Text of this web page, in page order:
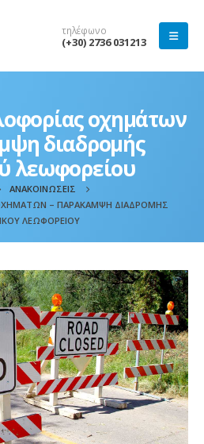
τηλέφωνο
(+30) 2736 031213
οχημάτων
διαδρομής
λεωφορείου
ΑΝΑΚΟΙΝΏΣΕΙΣ
– ΠΑΡΆΚΑΜΨΗ ΔΙΑΔΡΟΜΉΣ
ΛΕΩΦΟΡΕΊΟΥ